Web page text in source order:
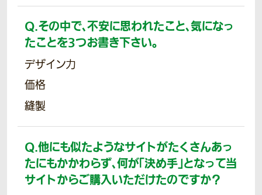
Q.その中で、不安に思われたこと、気になっ
たことを3つお書き下さい。
デザイン力
価格
縫製
Q.他にも似たようなサイトがたくさんあっ
たにもかかわらず、何が「決め手」となって当
サイトからご購入いただけたのですか？